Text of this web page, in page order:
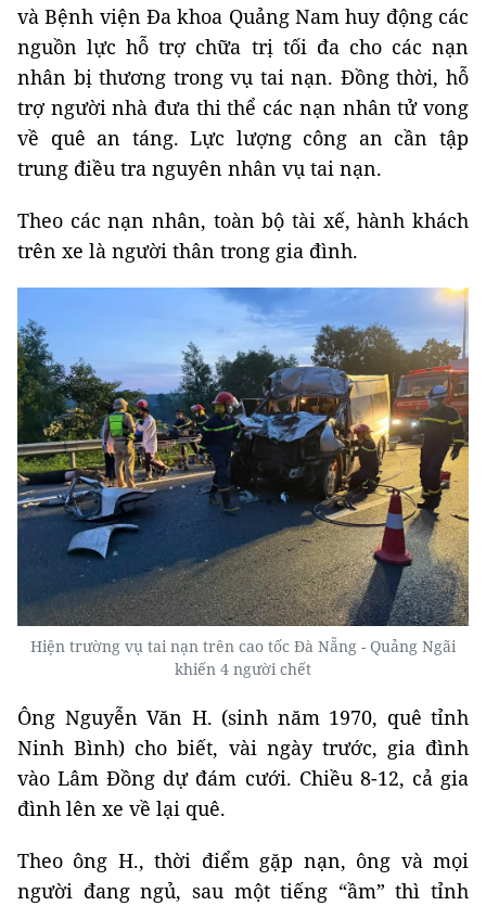
và Bệnh viện Đa khoa Quảng Nam huy động các
nguồn lực hỗ trợ chữa trị tối đa cho các nạn
nhân bị thương trong vụ tai nạn. Đồng thời, hỗ
trợ người nhà đưa thi thể các nạn nhân tử vong
về quê an táng. Lực lượng công an cần tập
trung điều tra nguyên nhân vụ tai nạn.
Theo các nạn nhân, toàn bộ tài xế, hành khách
trên xe là người thân trong gia đình.
Hiện trường vụ tai nạn trên cao tốc Đà Nẵng - Quảng Ngãi
khiến 4 người chết
Ông Nguyễn Văn H. (sinh năm 1970, quê tỉnh
Ninh Bình) cho biết, vài ngày trước, gia đình
vào Lâm Đồng dự đám cưới. Chiều 8-12, cả gia
đình lên xe về lại quê.
Theo ông H., thời điểm gặp nạn, ông và mọi
người đang ngủ, sau một tiếng “ầm” thì tỉnh